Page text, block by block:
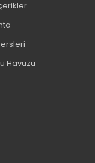
Havuzu